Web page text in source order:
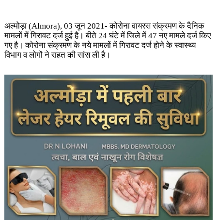
अल्मोड़ा (Almora), 03 जून 2021- कोरोना वायरस संक्रमण के दैनिक
मामलों में गिरावट दर्ज हुई है। बीते 24 घंटे में जिले में 47 नए मामले दर्ज किए
गए है। कोरोना संक्रमण के नये मामलों में गिरावट दर्ज होने के स्वास्थ्य
विभाग व लोगों ने राहत की सांस ली है।